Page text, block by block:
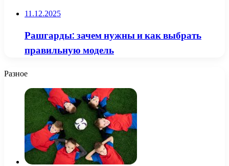
11.12.2025
Рашгарды: зачем нужны и как выбрать
правильную модель
Разное